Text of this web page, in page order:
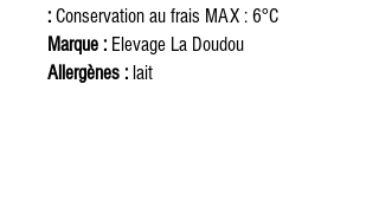
: Conservation au frais MAX : 6°C
Marque : Elevage La Doudou
Allergènes : lait